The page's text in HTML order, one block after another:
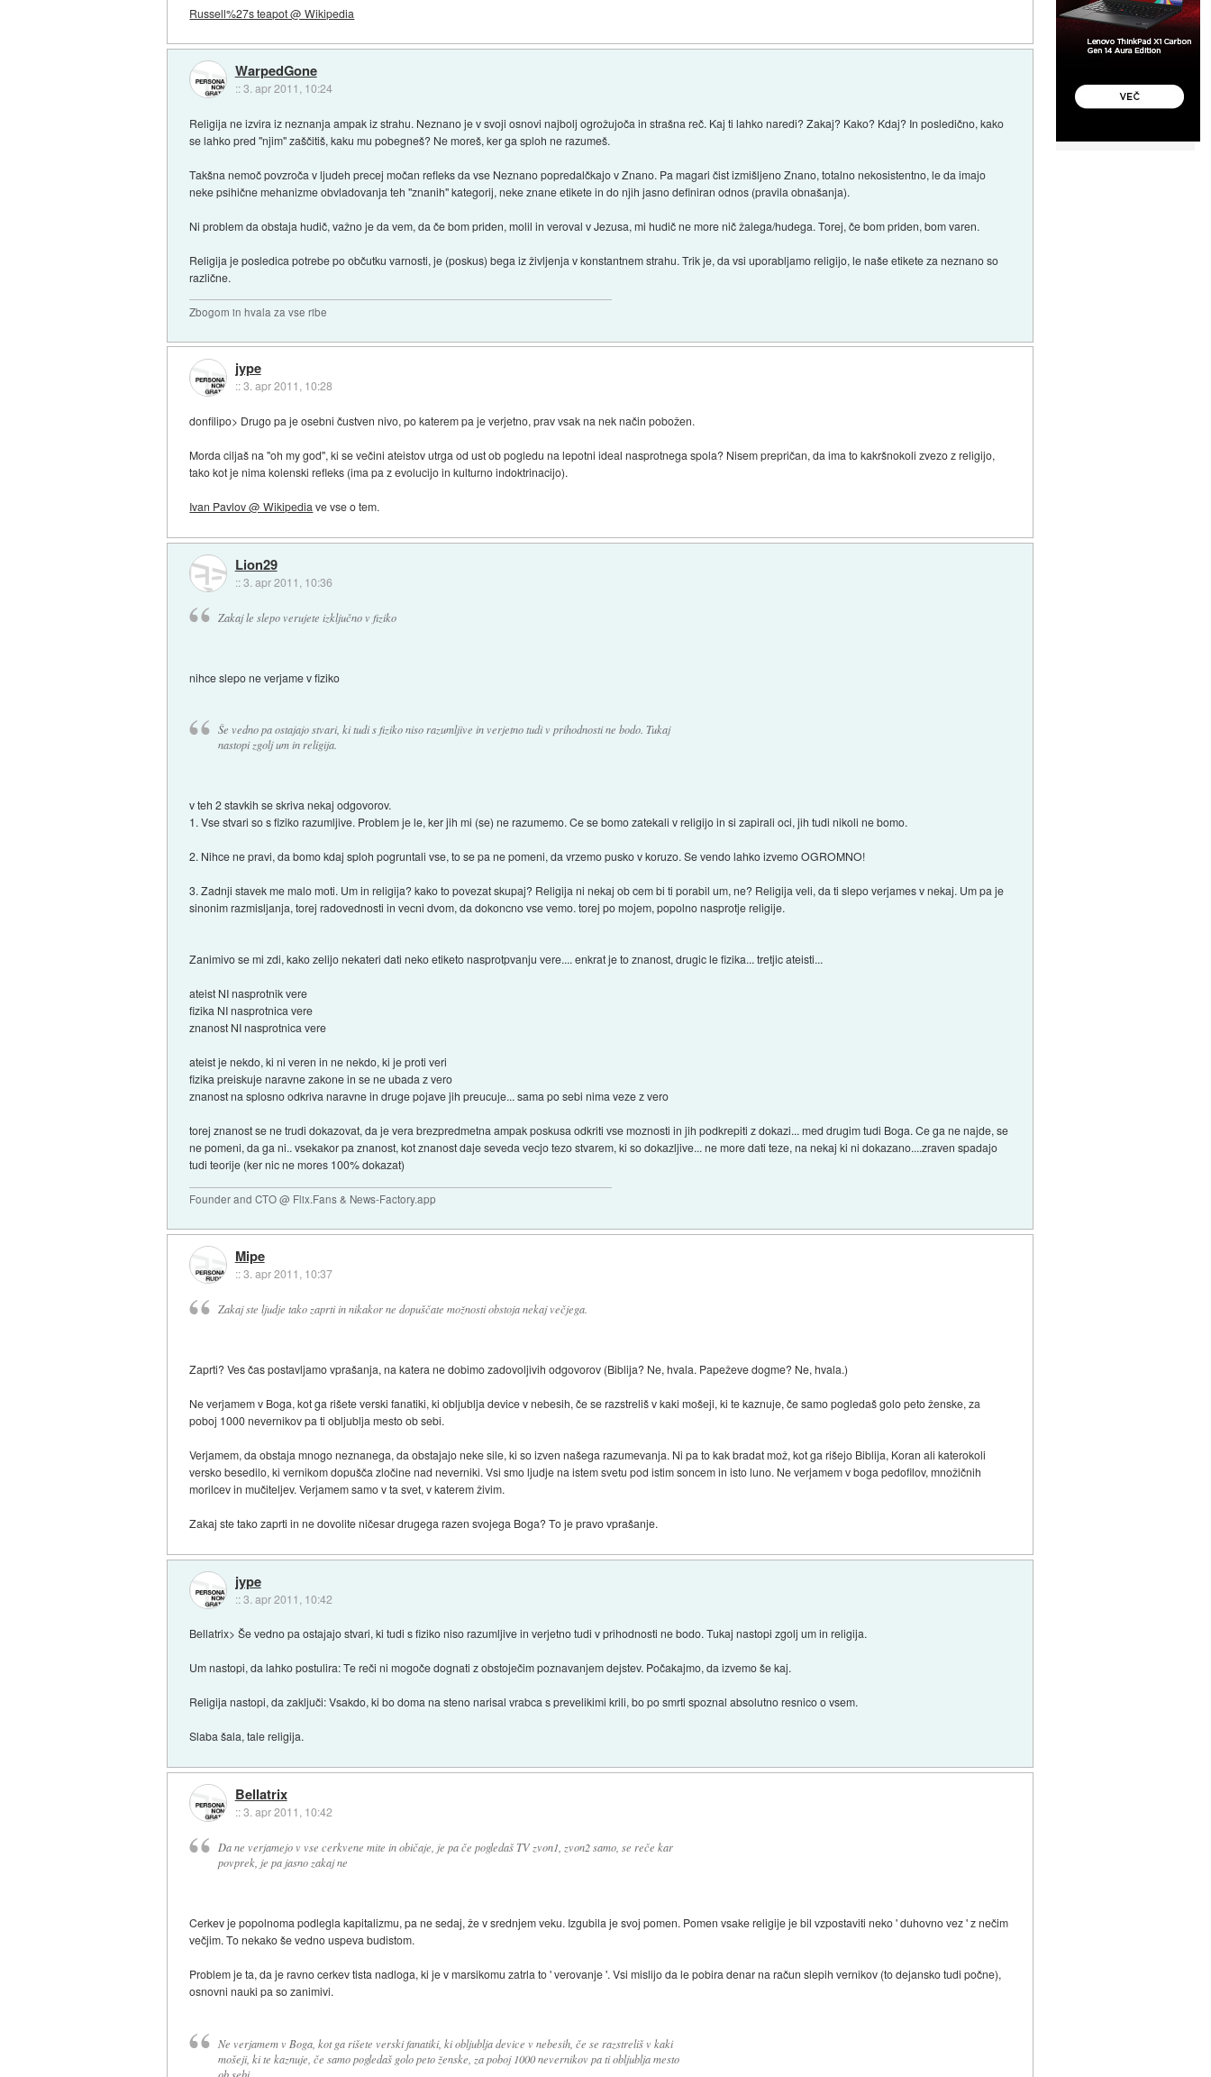
Russell%27s teapot @ Wikipedia
WarpedGone
::3. apr 2011, 10:24
Religija ne izvira iz neznanja ampak iz strahu. Neznano je v svoji osnovi najbolj ogrožujoča in strašna reč. Kaj ti lahko naredi? Zakaj? Kako? Kdaj? In posledično, kako
se lahko pred "njim" zaščitiš, kaku mu pobegneš? Ne moreš, ker ga sploh ne razumeš.
Takšna nemoč povzroča v ljudeh precej močan refleks da vse Neznano popredalčkajo v Znano. Pa magari čist izmišljeno Znano, totalno nekosistentno, le da imajo
neke psihične mehanizme obvladovanja teh "znanih" kategorij, neke znane etikete in do njih jasno definiran odnos (pravila obnašanja).
Ni problem da obstaja hudič, važno je da vem, da če bom priden, molil in veroval v Jezusa, mi hudič ne more nič žalega/hudega. Torej, če bom priden, bom varen.
Religija je posledica potrebe po občutku varnosti, je (poskus) bega iz življenja v konstantnem strahu. Trik je, da vsi uporabljamo religijo, le naše etikete za neznano so
različne.
Zbogom in hvala za vse ribe
jype
::3. apr 2011, 10:28
donfilipo> Drugo pa je osebni čustven nivo, po katerem pa je verjetno, prav vsak na nek način pobožen.
Morda ciljaš na "oh my god", ki se večini ateistov utrga od ust ob pogledu na lepotni ideal nasprotnega spola? Nisem prepričan, da ima to kakršnokoli zvezo z religijo,
tako kot je nima kolenski refleks (ima pa z evolucijo in kulturno indoktrinacijo).
Ivan Pavlov @ Wikipedia ve vse o tem.
Lion29
::3. apr 2011, 10:36
Zakaj le slepo verujete izključno v fiziko
nihce slepo ne verjame v fiziko
Še vedno pa ostajajo stvari, ki tudi s fiziko niso razumljive in verjetno tudi v prihodnosti ne bodo. Tukaj
nastopi zgolj um in religija.
v teh 2 stavkih se skriva nekaj odgovorov.
1. Vse stvari so s fiziko razumljive. Problem je le, ker jih mi (se) ne razumemo. Ce se bomo zatekali v religijo in si zapirali oci, jih tudi nikoli ne bomo.
2. Nihce ne pravi, da bomo kdaj sploh pogruntali vse, to se pa ne pomeni, da vrzemo pusko v koruzo. Se vendo lahko izvemo OGROMNO!
3. Zadnji stavek me malo moti. Um in religija? kako to povezat skupaj? Religija ni nekaj ob cem bi ti porabil um, ne? Religija veli, da ti slepo verjames v nekaj. Um pa je
sinonim razmisljanja, torej radovednosti in vecni dvom, da dokoncno vse vemo. torej po mojem, popolno nasprotje religije.
Zanimivo se mi zdi, kako zelijo nekateri dati neko etiketo nasprotpvanju vere.... enkrat je to znanost, drugic le fizika... tretjic ateisti...
ateist NI nasprotnik vere
fizika NI nasprotnica vere
znanost NI nasprotnica vere
ateist je nekdo, ki ni veren in ne nekdo, ki je proti veri
fizika preiskuje naravne zakone in se ne ubada z vero
znanost na splosno odkriva naravne in druge pojave jih preucuje... sama po sebi nima veze z vero
torej znanost se ne trudi dokazovat, da je vera brezpredmetna ampak poskusa odkriti vse moznosti in jih podkrepiti z dokazi... med drugim tudi Boga. Ce ga ne najde, se
ne pomeni, da ga ni.. vsekakor pa znanost, kot znanost daje seveda vecjo tezo stvarem, ki so dokazljive... ne more dati teze, na nekaj ki ni dokazano....zraven spadajo
tudi teorije (ker nic ne mores 100% dokazat)
Founder and CTO @ Flix.Fans & News-Factory.app
Mipe
::3. apr 2011, 10:37
Zakaj ste ljudje tako zaprti in nikakor ne dopuščate možnosti obstoja nekaj večjega.
Zaprti? Ves čas postavljamo vprašanja, na katera ne dobimo zadovoljivih odgovorov (Biblija? Ne, hvala. Papeževe dogme? Ne, hvala.)
Ne verjamem v Boga, kot ga rišete verski fanatiki, ki obljublja device v nebesih, če se razstreliš v kaki mošeji, ki te kaznuje, če samo pogledaš golo peto ženske, za
poboj 1000 nevernikov pa ti obljublja mesto ob sebi.
Verjamem, da obstaja mnogo neznanega, da obstajajo neke sile, ki so izven našega razumevanja. Ni pa to kak bradat mož, kot ga rišejo Biblija, Koran ali katerokoli
versko besedilo, ki vernikom dopušča zločine nad neverniki. Vsi smo ljudje na istem svetu pod istim soncem in isto luno. Ne verjamem v boga pedofilov, množičnih
morilcev in mučiteljev. Verjamem samo v ta svet, v katerem živim.
Zakaj ste tako zaprti in ne dovolite ničesar drugega razen svojega Boga? To je pravo vprašanje.
jype
::3. apr 2011, 10:42
Bellatrix> Še vedno pa ostajajo stvari, ki tudi s fiziko niso razumljive in verjetno tudi v prihodnosti ne bodo. Tukaj nastopi zgolj um in religija.
Um nastopi, da lahko postulira: Te reči ni mogoče dognati z obstoječim poznavanjem dejstev. Počakajmo, da izvemo še kaj.
Religija nastopi, da zaključi: Vsakdo, ki bo doma na steno narisal vrabca s prevelikimi krili, bo po smrti spoznal absolutno resnico o vsem.
Slaba šala, tale religija.
Bellatrix
::3. apr 2011, 10:42
Da ne verjamejo v vse cerkvene mite in običaje, je pa če pogledaš TV zvon1, zvon2 samo, se reče kar
povprek, je pa jasno zakaj ne
Cerkev je popolnoma podlegla kapitalizmu, pa ne sedaj, že v srednjem veku. Izgubila je svoj pomen. Pomen vsake religije je bil vzpostaviti neko ' duhovno vez ' z nečim
večjim. To nekako še vedno uspeva budistom.
Problem je ta, da je ravno cerkev tista nadloga, ki je v marsikomu zatrla to ' verovanje '. Vsi mislijo da le pobira denar na račun slepih vernikov (to dejansko tudi počne),
osnovni nauki pa so zanimivi.
Ne verjamem v Boga, kot ga rišete verski fanatiki, ki obljublja device v nebesih, če se razstreliš v kaki
mošeji, ki te kaznuje, če samo pogledaš golo peto ženske, za poboj 1000 nevernikov pa ti obljublja mesto
ob sebi.